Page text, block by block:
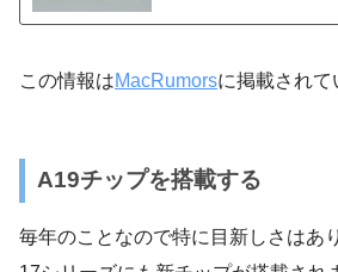
この情報はMacRumorsに掲載されて
A19チップを搭載する
毎年のことなので特に目新しさはあ